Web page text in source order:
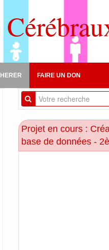
FAIRE UN DON
Projet en cours :
base de données -